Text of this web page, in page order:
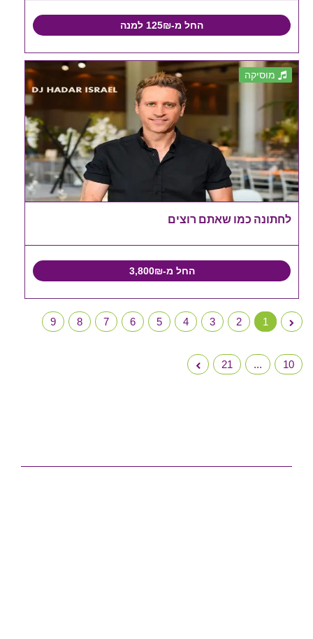
החל מ-125₪ למנה
מוסיקה
לחתונה כמו שאתם רוצים
החל מ-3,800₪
1
2
3
4
5
6
7
8
9
10
...
21